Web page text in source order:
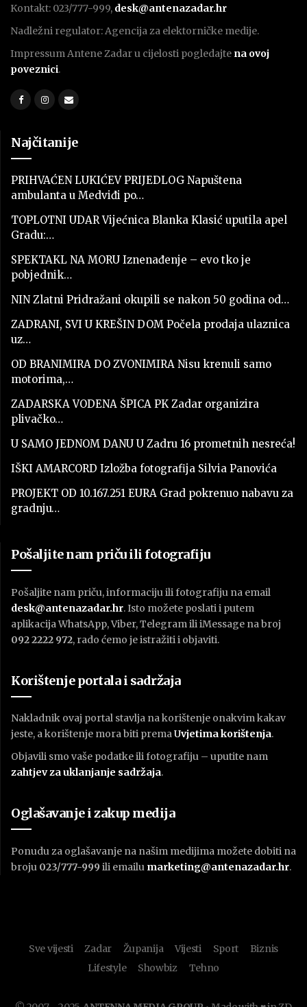
Kontakt: 023/777-999, desk@antenazadar.hr
Nadležni regulator: Agencija za elektorničke medije.
Impressum Antene Zadar u cijelosti pogledajte na ovoj
poveznici.
Najčitanije
PRIHVAĆEN LUKIĆEV PRIJEDLOG Napuštena
ambulanta u Medviđi po…
TOPLOTNI UDAR Vijećnica Blanka Klasić uputila apel
Gradu:…
SPEKTAKL NA MORU Iznenađenje – evo tko je
pobjednik…
NIN Zlatni Pridražani okupili se nakon 50 godina od…
ZADRANI, SVI U KREŠIN DOM Počela prodaja ulaznica
uz…
OD BRANIMIRA DO ZVONIMIRA Nisu krenuli samo
motorima,…
ZADARSKA VODENA ŠPICA PK Zadar organizira
plivačko…
U SAMO JEDNOM DANU U Zadru 16 prometnih nesreća!
IŠKI AMARCORD Izložba fotografija Silvia Panovića
PROJEKT OD 10.167.251 EURA Grad pokrenuo nabavu za
gradnju…
Pošaljite nam priču ili fotografiju
Pošaljite nam priču, informaciju ili fotografiju na email
desk@antenazadar.hr. Isto možete poslati i putem
aplikacija WhatsApp, Viber, Telegram ili iMessage na broj
092 2222 972, rado ćemo je istražiti i objaviti.
Korištenje portala i sadržaja
Nakladnik ovaj portal stavlja na korištenje onakvim kakav
jeste, a korištenje mora biti premaUvjetima korištenja.
Objavili smo vaše podatke ili fotografiju – uputite nam
zahtjev za uklanjanje sadržaja.
Oglašavanje i zakup medija
Ponudu za oglašavanje na našim medijima možete dobiti na
broju 023/777-999 ili emailu marketing@antenazadar.hr.
Sve vijesti Zadar Županija Vijesti Sport
Biznis
Lifestyle
Showbiz Tehno